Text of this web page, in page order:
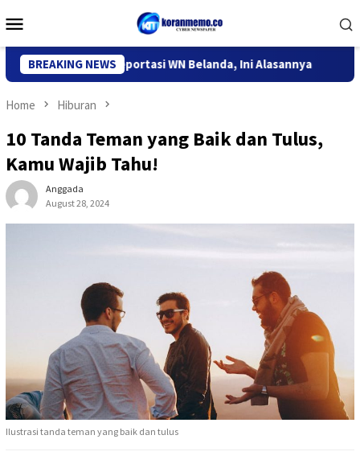
to
Menu
BREAKING NEWS
Kediri Deportasi WN Belanda, Ini Alasannya 9 Desa di
Home Hiburan
10 Tanda Teman yang Baik dan Tulus,
Kamu Wajib Tahu!
Anggada
August 28, 2024
Ilustrasi tanda teman yang baik dan tulus